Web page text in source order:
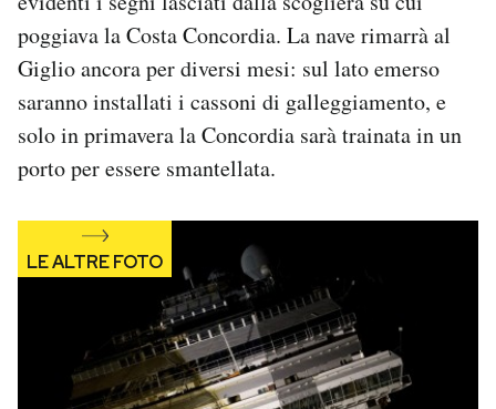
poggiava la Costa Concordia. La nave rimarrà al
Giglio ancora per diversi mesi: sul lato emerso
saranno installati i cassoni di galleggiamento, e
solo in primavera la Concordia sarà trainata in un
porto per essere smantellata.